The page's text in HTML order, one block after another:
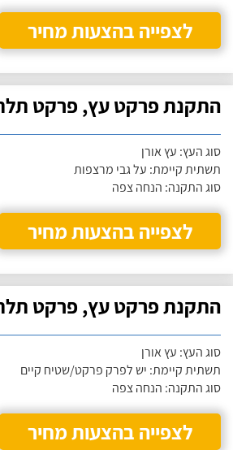
לצפייה בהצעות מחיר
התקנת פרקט עץ, פרקט
סוג העץ: עץ אורן
תשתית קיימת: על גבי מרצפות
סוג התקנה: הנחה צפה
לצפייה בהצעות מחיר
התקנת פרקט עץ, פרקט
סוג העץ: עץ אורן
תשתית קיימת: יש לפרק פרקט/שטיח קיים
סוג התקנה: הנחה צפה
לצפייה בהצעות מחיר